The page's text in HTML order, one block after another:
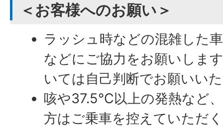
＜お客様へのお願い＞
ラッシュ時などの混雑した
などにご協力をお願いしま
いては自己判断でお願いい
咳や37.5℃以上の発熱など
方はご乗車を控えていただ